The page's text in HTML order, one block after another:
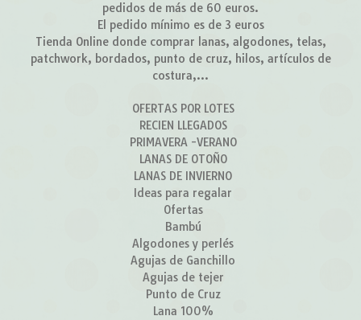
pedidos de más de 60 euros.
El pedido mínimo es de 3 euros
Tienda Online donde comprar lanas, algodones, telas,
patchwork, bordados, punto de cruz, hilos, artículos de
costura,...
OFERTAS POR LOTES
RECIEN LLEGADOS
PRIMAVERA -VERANO
LANAS DE OTOÑO
LANAS DE INVIERNO
Ideas para regalar
Ofertas
Bambú
Algodones y perlés
Agujas de Ganchillo
Agujas de tejer
Punto de Cruz
Lana 100%